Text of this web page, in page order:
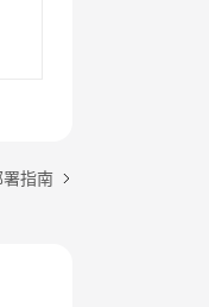
指南